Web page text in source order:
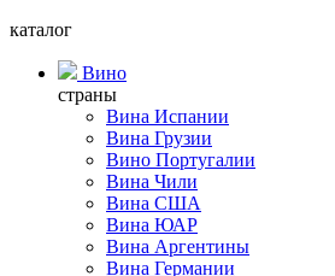
каталог
Вино
страны
Вина Испании
Вина Грузии
Вино Португалии
Вина Чили
Вина США
Вина ЮАР
Вина Аргентины
Вина Германии